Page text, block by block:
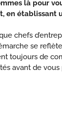
là pour
en établissant
chefs
se
toujours de
avant de